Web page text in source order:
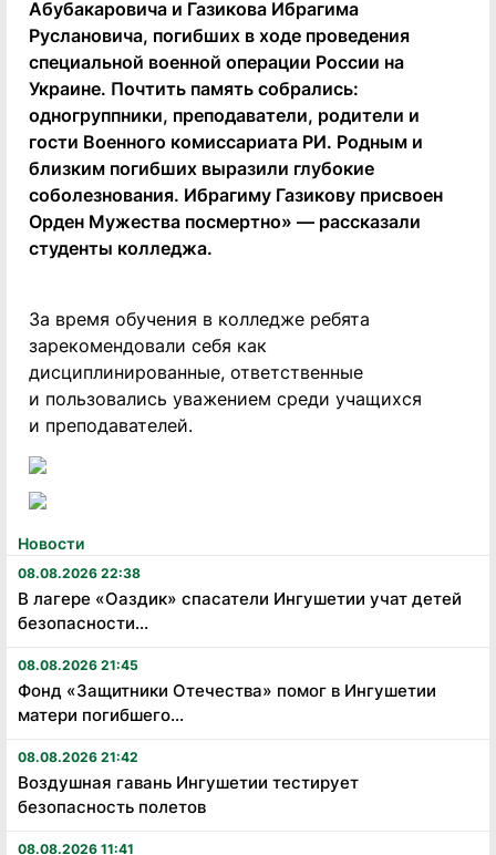
Новости
08.08.2026 22:38
В лагере «Оаздик» спасатели Ингушетии учат детей
безопасности...
08.08.2026 21:45
Фонд «Защитники Отечества» помог в Ингушетии
матери погибшего...
08.08.2026 21:42
Воздушная гавань Ингушетии тестирует
безопасность полетов
08.08.2026 11:41
Абубакаровича и Газикова Ибрагима
Руслановича, погибших в ходе проведения
специальной военной операции России на
Украине. Почтить память собрались:
одногруппники, преподаватели, родители и
гости Военного комиссариата РИ. Родным и
близким погибших выразили глубокие
соболезнования. Ибрагиму Газикову присвоен
Орден Мужества посмертно» — рассказали
студенты колледжа.
За время обучения в колледже ребята
зарекомендовали себя как
дисциплинированные, ответственные
и пользовались уважением среди учащихся
и преподавателей.